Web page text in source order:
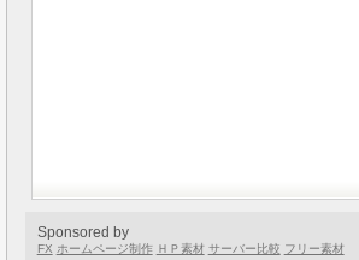
Sponsored by
FX ホームページ制作 ＨＰ素材 サーバー比較 フリー素材